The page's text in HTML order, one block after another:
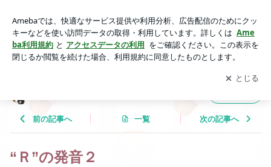
アプリをダウンロードして ブログの更新通知
を受け取りまし
ょう。
開く
前の記事へ 一覧 次の記事へ
“Ｒ”の発音２